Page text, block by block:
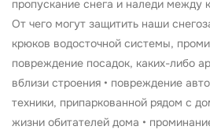
пропускание снега и наледи между
От чего могут защитить наши
крюков водосточной системы,
повреждение посадок, каких-либо
вблизи строения • повреждение
техники, припаркованной рядом с
жизни обитателей дома •